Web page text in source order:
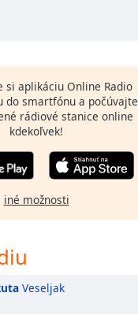
si aplikáciu Online Radio
do smartfónu a počúvajte
rádiové stanice online
kdekoľvek!
iné možnosti
Veseljak